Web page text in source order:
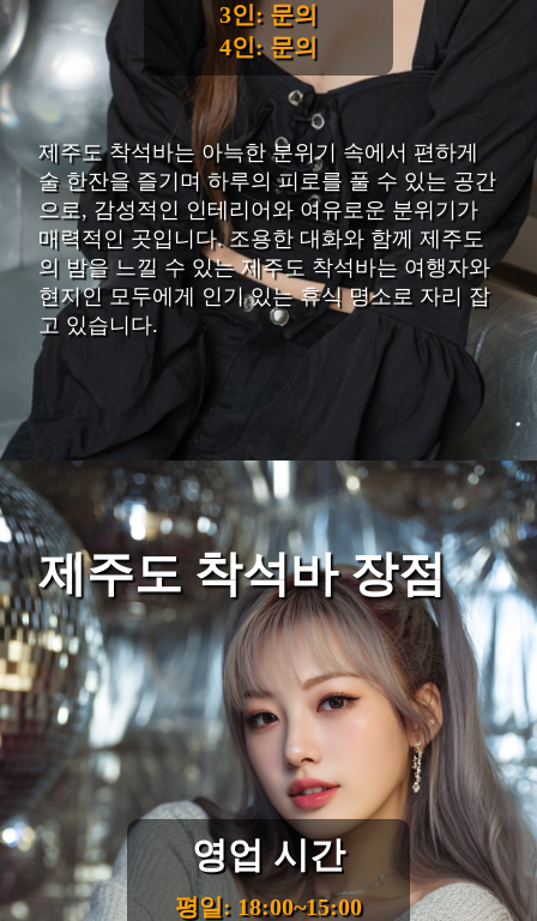
3인: 문의
4인: 문의
제주도 착석바는 아늑한 분위기 속에서 편하게
술 한잔을 즐기며 하루의 피로를 풀 수 있는 공간
으로, 감성적인 인테리어와 여유로운 분위기가
매력적인 곳입니다. 조용한 대화와 함께 제주도
의 밤을 느낄 수 있는 제주도 착석바는 여행자와
현지인 모두에게 인기 있는 휴식 명소로 자리 잡
고 있습니다.
제주도 착석바 장점
영업 시간
평일: 18:00~15:00